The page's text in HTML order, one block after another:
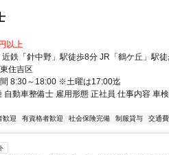
以上
鉄「針中野」駅徒歩8分 JR「鶴ケ丘」駅
住吉区
8:30～18:00 ※土曜は17:00迄
自動車整備士 雇用形態 正社員 仕事内容 車
歓迎 有資格者歓迎 社会保険完備 制服貸与 交通